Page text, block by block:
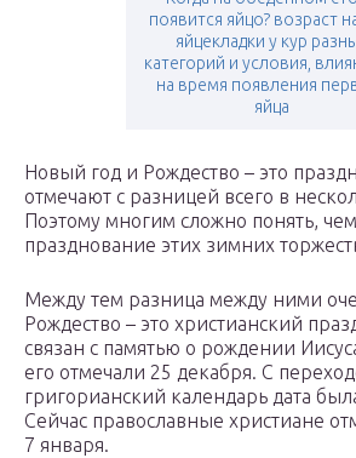
появится яйцо? возраст
яйцекладки у кур
категорий и условия,
на время появления
яйца
Новый год и Рождество – это
отмечают с разницей всего в
Поэтому многим сложно понять, чем
празднование этих зимних
Между тем разница между ними
Рождество – это христианский
связан с памятью о рождении
его отмечали 25 декабря. С
григорианский календарь дата
Сейчас православные христиане
7 января.